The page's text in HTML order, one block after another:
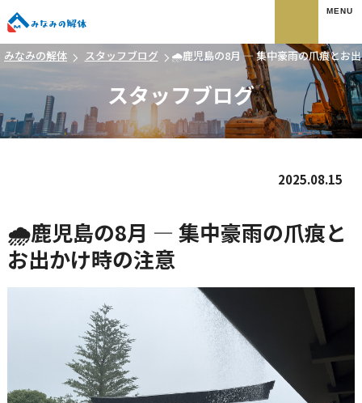
みなみの解体 スタッフブログ 🌧️鹿児島の8月 ― 集中豪雨の爪痕とお
スタッフブログ
2025.08.15
🌧️鹿児島の8月 ― 集中豪雨の爪痕と
お出かけ時の注意